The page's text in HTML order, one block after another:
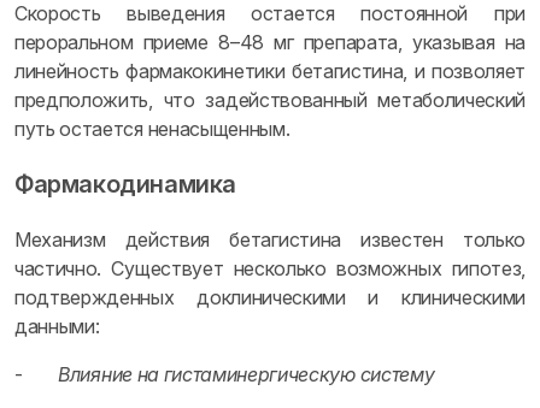
Скорость выведения остается постоянной при
пероральном приеме 8–48 мг препарата, указывая на
линейность фармакокинетики бетагистина, и позволяет
предположить, что задействованный метаболический
путь остается ненасыщенным.
Фармакодинамика
Механизм действия бетагистина известен только
частично. Существует несколько возможных гипотез,
подтвержденных доклиническими и клиническими
данными:
-Влияние на гистаминергическую систему